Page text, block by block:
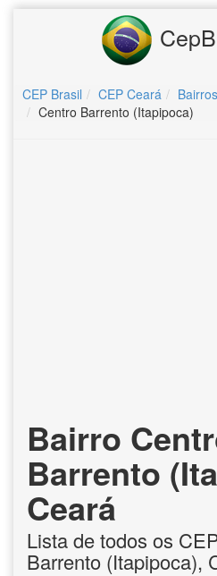
CEP Brasil CEP Ceará
Centro Barrento (Itapipoca)
Bairro
Barrento
Ceará
Lista de todos os
Barrento (Itapipoca),